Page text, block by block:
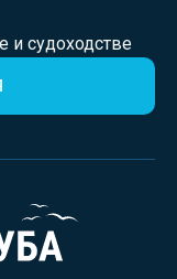
и судоходстве